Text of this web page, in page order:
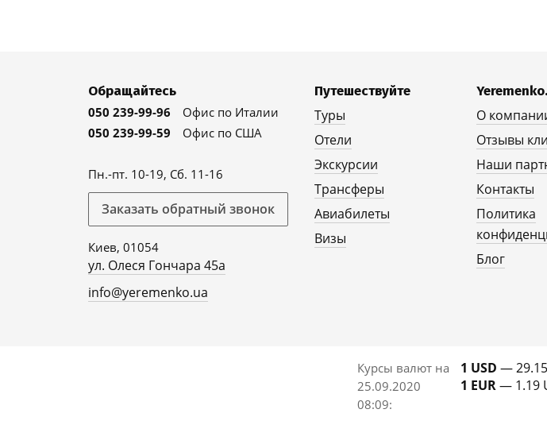
Обращайтесь
050 239-99-96
Офис по Италии
050 239-99-59
Офис по США
Пн.-пт. 10-19, Сб. 11-16
Заказать обратный звонок
Киев, 01054
ул. Олеся Гончара 45а
info@yeremenko.ua
Путешествуйте
Туры
Отели
Экскурсии
Трансферы
Авиабилеты
Визы
О
Отзывы
Наши
Контакты
Политика
Блог
Курсы валют на
25.09.2020
08:09:
1 USD —
1 EUR— 1.19